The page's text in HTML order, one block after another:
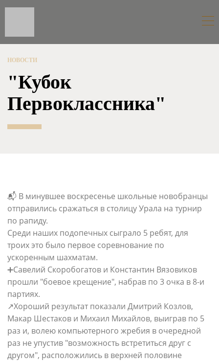
НОВОСТИ
"Кубок
Первоклассника"
📬 В минувшее воскресенье школьные новобранцы
отправились сражаться в столицу Урала на турнир
по рапиду.
Среди наших подопечных сыграло 5 ребят, для
троих это было первое соревнование по
ускоренным шахматам.
➕Савелий Скоробогатов и Константин Вязовиков
прошли "боевое крещение", набрав по 3 очка в 8-и
партиях.
↗Хороший результат показали Дмитрий Козлов,
Макар Шестаков и Михаил Михайлов, выиграв по 5
раз и, волею компьютерного жребия в очередной
раз не упустив "возможность встретиться друг с
другом", расположились в верхней половине